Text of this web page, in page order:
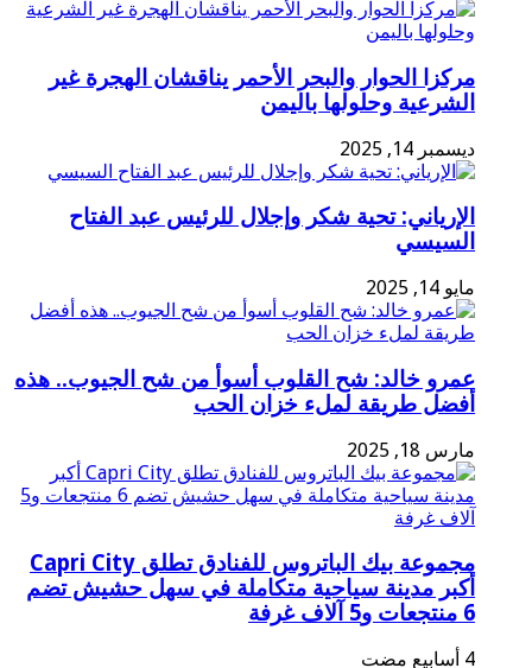
مركزا الحوار والبحر الأحمر يناقشان الهجرة غير
الشرعية وحلولها باليمن
ديسمبر 14, 2025
الإرياني: تحية شكر وإجلال للرئيس عبد الفتاح
السيسي
مايو 14, 2025
عمرو خالد: شح القلوب أسوأ من شح الجيوب.. هذه
أفضل طريقة لملء خزان الحب
مارس 18, 2025
مجموعة بيك الباتروس للفنادق تطلق Capri City
أكبر مدينة سياحية متكاملة في سهل حشيش تضم
6 منتجعات و5 آلاف غرفة